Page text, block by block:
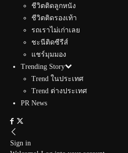
ชีวิตติดลูกหนัง
ชีวิตติดรองเท้า
รถเราไม่เก่าเลย
ชะนีติดซีรีส์
แชร์มุมมอง
Trending Story
Trend ในประเทศ
Trend ต่างประเทศ
PR News
Sign in